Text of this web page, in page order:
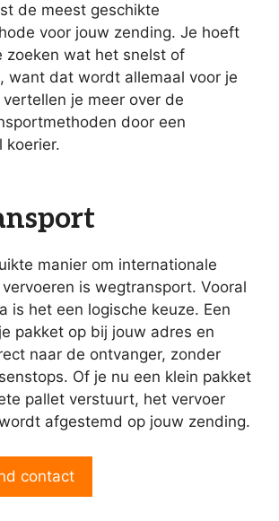
de meest geschikte
voor jouw zending. Je hoeft
zoeken wat het snelst of
want dat wordt allemaal voor je
vertellen je meer over de
door een
koerier.
manier om internationale
is wegtransport. Vooral
is het een logische keuze. Een
pakket op bij jouw adres en
naar de ontvanger, zonder
Of je nu een klein pakket
pallet verstuurt, het vervoer
afgestemd op jouw zending.
contact